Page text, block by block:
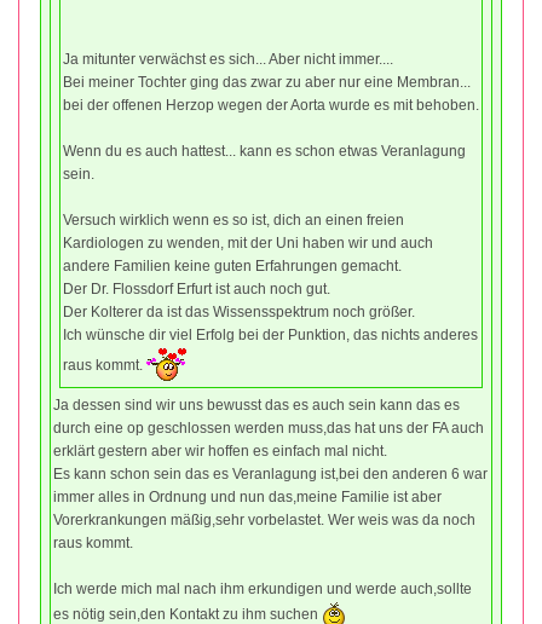
Ja mitunter verwächst es sich... Aber nicht immer....
Bei meiner Tochter ging das zwar zu aber nur eine Membran...
bei der offenen Herzop wegen der Aorta wurde es mit behoben.
Wenn du es auch hattest... kann es schon etwas Veranlagung
sein.
Versuch wirklich wenn es so ist, dich an einen freien
Kardiologen zu wenden, mit der Uni haben wir und auch
andere Familien keine guten Erfahrungen gemacht.
Der Dr. Flossdorf Erfurt ist auch noch gut.
Der Kolterer da ist das Wissensspektrum noch größer.
Ich wünsche dir viel Erfolg bei der Punktion, das nichts anderes
raus kommt.
Ja dessen sind wir uns bewusst das es auch sein kann das es
durch eine op geschlossen werden muss,das hat uns der FA auch
erklärt gestern aber wir hoffen es einfach mal nicht.
Es kann schon sein das es Veranlagung ist,bei den anderen 6 war
immer alles in Ordnung und nun das,meine Familie ist aber
Vorerkrankungen mäßig,sehr vorbelastet. Wer weis was da noch
raus kommt.
Ich werde mich mal nach ihm erkundigen und werde auch,sollte
es nötig sein,den Kontakt zu ihm suchen